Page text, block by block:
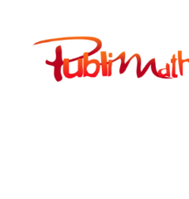
contenuPublimath